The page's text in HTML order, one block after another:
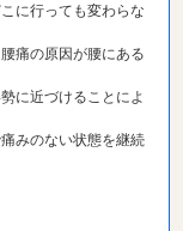
に行っても変わらな
痛の原因が腰にある
に近づけることによ
みのない状態を継続